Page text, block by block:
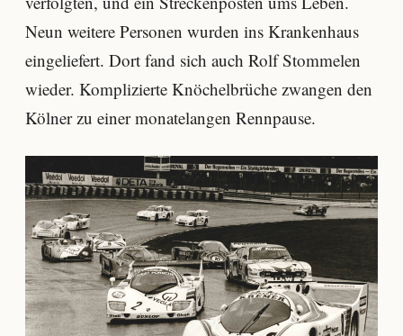
Neun weitere Personen wurden ins Krankenhaus
eingeliefert. Dort fand sich auch Rolf Stommelen
wieder. Komplizierte Knöchelbrüche zwangen den
Kölner zu einer monatelangen Rennpause.